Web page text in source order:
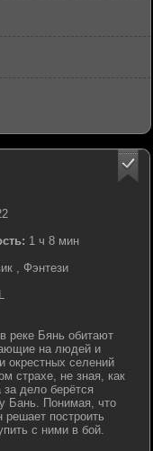
1 ч 8 мин
, Фэнтези
реке Бянь обитают
на людей и
окрестных селений
страхе, не зная, как
дело берётся
Бань. Понимая, что
построить
с ними в бой.